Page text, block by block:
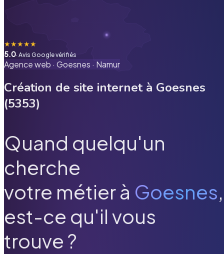
★★★★★
5.0· Avis Google vérifiés
Agence web · Goesnes · Namur
Création de site internet à Goesnes
(5353)
Quand quelqu'un
cherche
votre métier à Goesnes,
est-ce qu'il vous
trouve ?